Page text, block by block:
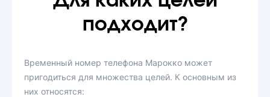
подходит?
Временный номер телефона Марокко может
пригодиться для множества целей. К основным из
них относятся: